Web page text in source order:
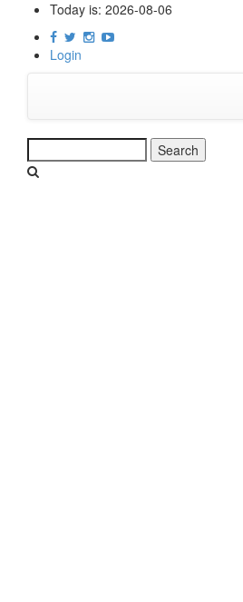
content
Today is: 2026-08-06
Login